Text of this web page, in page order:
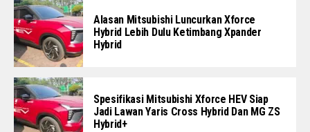
Alasan Mitsubishi Luncurkan Xforce
Hybrid Lebih Dulu Ketimbang Xpander
Hybrid
Spesifikasi Mitsubishi Xforce HEV Siap
Jadi Lawan Yaris Cross Hybrid Dan MG ZS
Hybrid+